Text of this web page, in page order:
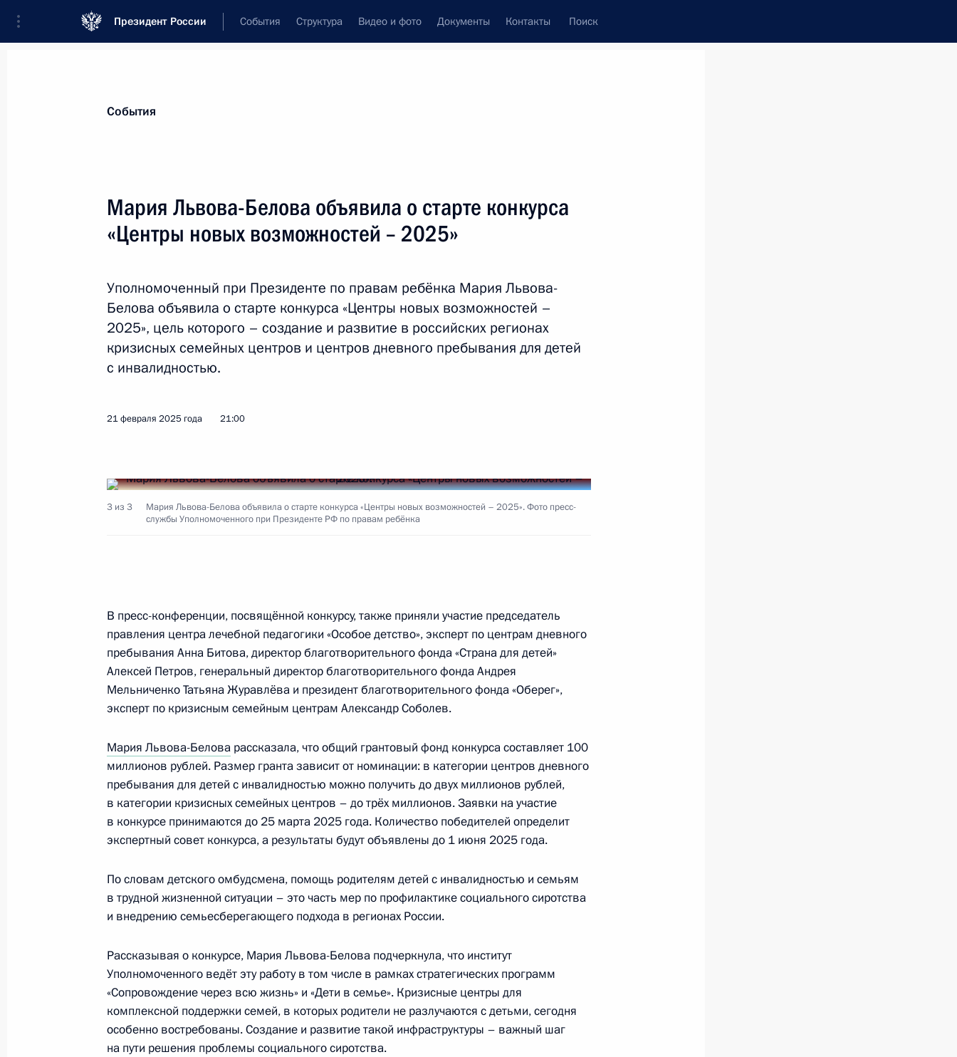
Президент России События Структура Видео и фото Документы Контакты Поиск
Показать следующие материалы
20 марта 2025 года, 20:30
Мария Львова-Белова посетила Луганскую Народную Республику
19 марта 2025 года, 21:00
14 марта 2025 года, 18:00
Мария Львова-Белова открыла окружной форум «Семья
на первом месте»
Мария Львова-Белова посетила Республику Калмыкия
11 марта 2025 года, 18:00
Мария Львова-Белова посетила Ямало-Ненецкий автономный
округ
6 марта 2025 года, 18:00
Мария Львова-Белова объявила о старте конкурса «Центры
новых возможностей – 2025»
21 февраля 2025 года, 21:00
События
Мария Львова-Белова объявила о старте конкурса
«Центры новых возможностей – 2025»
Уполномоченный при Президенте по правам ребёнка Мария Львова-
Белова объявила о старте конкурса «Центры новых возможностей –
2025», цель которого – создание и развитие в российских регионах
кризисных семейных центров и центров дневного пребывания для детей
с инвалидностью.
21 февраля 2025 года 21:00
3 из 3
Мария Львова-Белова объявила о старте конкурса «Центры новых возможностей – 2025». Фото пресс-
службы Уполномоченного при Президенте РФ по правам ребёнка
В пресс-конференции, посвящённой конкурсу, также приняли участие председатель
правления центра лечебной педагогики «Особое детство», эксперт по центрам дневного
пребывания Анна Битова, директор благотворительного фонда «Страна для детей»
Алексей Петров, генеральный директор благотворительного фонда Андрея
Мельниченко Татьяна Журавлёва и президент благотворительного фонда «Оберег»,
эксперт по кризисным семейным центрам Александр Соболев.
Мария Львова-Белова рассказала, что общий грантовый фонд конкурса составляет 100
миллионов рублей. Размер гранта зависит от номинации: в категории центров дневного
пребывания для детей с инвалидностью можно получить до двух миллионов рублей,
в категории кризисных семейных центров – до трёх миллионов. Заявки на участие
в конкурсе принимаются до 25 марта 2025 года. Количество победителей определит
экспертный совет конкурса, а результаты будут объявлены до 1 июня 2025 года.
По словам детского омбудсмена, помощь родителям детей с инвалидностью и семьям
в трудной жизненной ситуации – это часть мер по профилактике социального сиротства
и внедрению семьесберегающего подхода в регионах России.
Рассказывая о конкурсе, Мария Львова-Белова подчеркнула, что институт
Уполномоченного ведёт эту работу в том числе в рамках стратегических программ
«Сопровождение через всю жизнь» и «Дети в семье». Кризисные центры для
комплексной поддержки семей, в которых родители не разлучаются с детьми, сегодня
особенно востребованы. Создание и развитие такой инфраструктуры – важный шаг
на пути решения проблемы социального сиротства.